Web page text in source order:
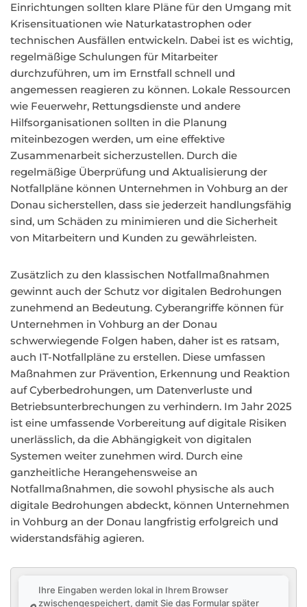
Einrichtungen sollten klare Pläne für den Umgang mit
Krisensituationen wie Naturkatastrophen oder
technischen Ausfällen entwickeln. Dabei ist es wichtig,
regelmäßige Schulungen für Mitarbeiter
durchzuführen, um im Ernstfall schnell und
angemessen reagieren zu können. Lokale Ressourcen
wie Feuerwehr, Rettungsdienste und andere
Hilfsorganisationen sollten in die Planung
miteinbezogen werden, um eine effektive
Zusammenarbeit sicherzustellen. Durch die
regelmäßige Überprüfung und Aktualisierung der
Notfallpläne können Unternehmen in Vohburg an der
Donau sicherstellen, dass sie jederzeit handlungsfähig
sind, um Schäden zu minimieren und die Sicherheit
von Mitarbeitern und Kunden zu gewährleisten.
Zusätzlich zu den klassischen Notfallmaßnahmen
gewinnt auch der Schutz vor digitalen Bedrohungen
zunehmend an Bedeutung. Cyberangriffe können für
Unternehmen in Vohburg an der Donau
schwerwiegende Folgen haben, daher ist es ratsam,
auch IT-Notfallpläne zu erstellen. Diese umfassen
Maßnahmen zur Prävention, Erkennung und Reaktion
auf Cyberbedrohungen, um Datenverluste und
Betriebsunterbrechungen zu verhindern. Im Jahr 2025
ist eine umfassende Vorbereitung auf digitale Risiken
unerlässlich, da die Abhängigkeit von digitalen
Systemen weiter zunehmen wird. Durch eine
ganzheitliche Herangehensweise an
Notfallmaßnahmen, die sowohl physische als auch
digitale Bedrohungen abdeckt, können Unternehmen
in Vohburg an der Donau langfristig erfolgreich und
widerstandsfähig agieren.
Ihre Eingaben werden lokal in Ihrem Browser
zwischengespeichert, damit Sie das Formular später